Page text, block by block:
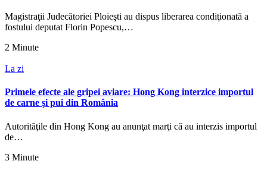
Magistraţii Judecătoriei Ploieşti au dispus liberarea condiţionată a
fostului deputat Florin Popescu,…
2 Minute
La zi
Primele efecte ale gripei aviare: Hong Kong interzice importul
de carne şi pui din România
Autorităţile din Hong Kong au anunţat marţi că au interzis importul
de…
3 Minute